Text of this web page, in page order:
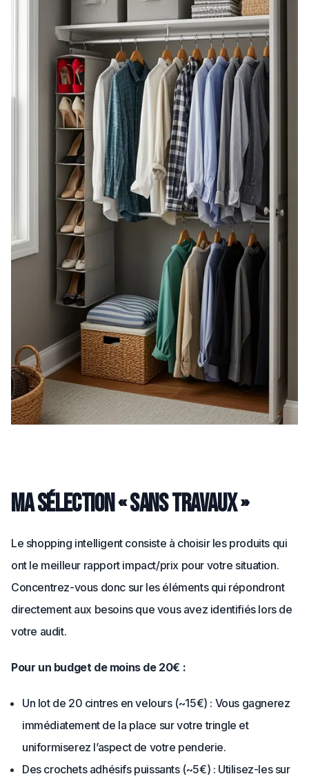
Ma sélection « sans travaux »
Le shopping intelligent consiste à choisir les produits qui
ont le meilleur rapport impact/prix pour votre situation.
Concentrez-vous donc sur les éléments qui répondront
directement aux besoins que vous avez identifiés lors de
votre audit.
Pour un budget de moins de 20€ :
Un lot de 20 cintres en velours (~15€) : Vous gagnerez
immédiatement de la place sur votre tringle et
uniformiserez l’aspect de votre penderie.
Des crochets adhésifs puissants (~5€) : Utilisez-les sur